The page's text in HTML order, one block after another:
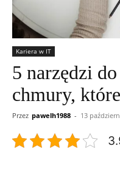
Kariera w IT
5 narzędzi
chmury,
Przez pawelh1988 - 13